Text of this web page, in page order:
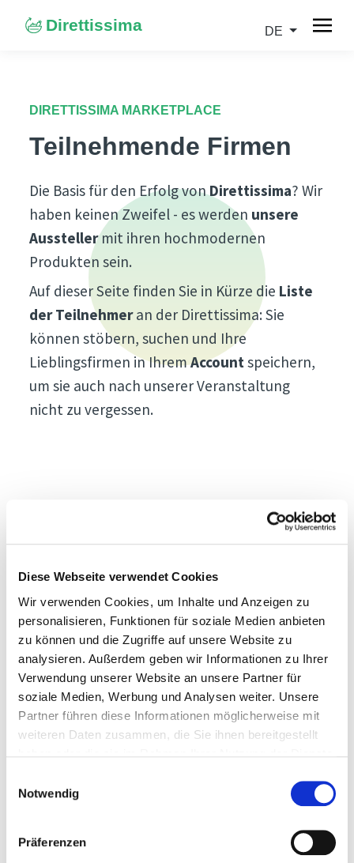
Diese Webseite verwendet Cookies
Wir verwenden Cookies, um Inhalte und Anzeigen zu
personalisieren, Funktionen für soziale Medien anbieten
zu können und die Zugriffe auf unsere Website zu
analysieren. Außerdem geben wir Informationen zu Ihrer
Verwendung unserer Website an unsere Partner für
soziale Medien, Werbung und Analysen weiter. Unsere
Partner führen diese Informationen möglicherweise mit
weiteren Daten zusammen, die Sie ihnen bereitgestellt
Notwendig
Präferenzen
Direttissima DE
DIRETTISSIMA MARKETPLACE
Teilnehmende Firmen
Die Basis für den Erfolg vonDirettissima? Wir
haben keinen Zweifel - es werden unsere
Ausstellermit ihren hochmodernen
Produkten sein.
Auf dieser Seite finden Sie in Kürze die Liste
der Teilnehmeran der Direttissima: Sie
können stöbern, suchen und Ihre
Lieblingsfirmen in IhremAccountspeichern,
um sie auch nach unserer Veranstaltung
nicht zu vergessen.
On Demand Webinare
Direttissima Podcast
Sponsor werden
Pressemitteilungen
Akkreditierung